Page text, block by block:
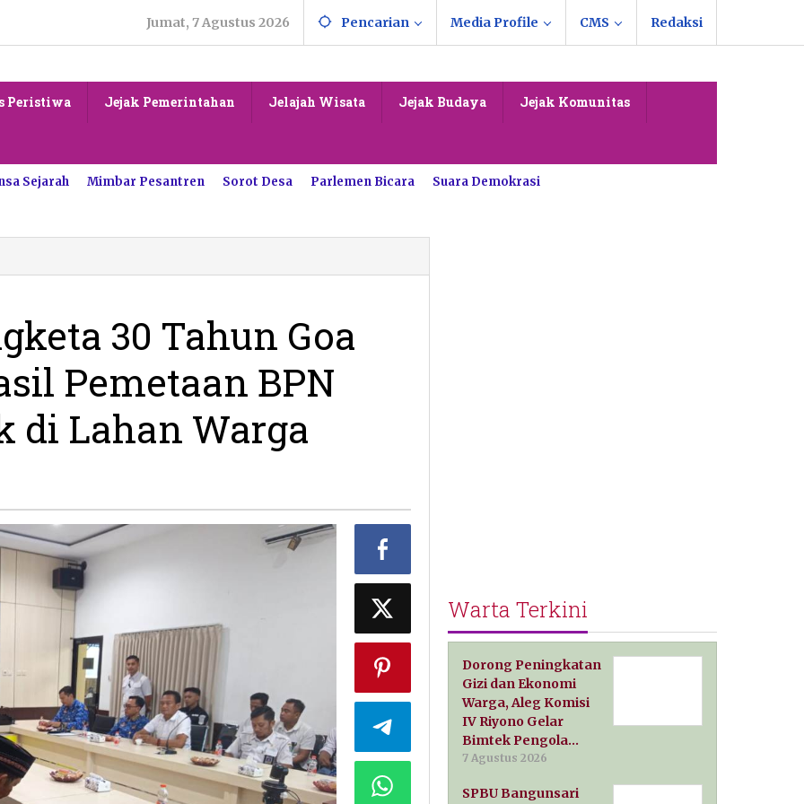
Jumat, 7 Agustus 2026 Pencarian Media Profile CMS Redaksi
Peristiwa Jejak Pemerintahan Jelajah Wisata Jejak Budaya Jejak Komunitas
Sejarah Mimbar Pesantren Sorot Desa Parlemen Bicara Suara Demokrasi
30 Tahun Goa
Pemetaan BPN
di Lahan Warga
Warta Terkini
Dorong Peningkatan
Gizi dan Ekonomi
Warga, Aleg Komisi
IV Riyono Gelar
Bimtek Pengola…
7 Agustus 2026
SPBU Bangunsari